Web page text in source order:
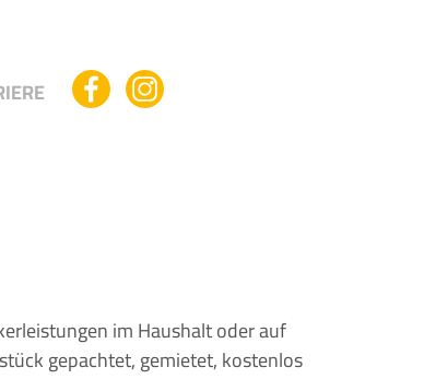
im Haushalt oder auf
gepachtet, gemietet, kostenlos